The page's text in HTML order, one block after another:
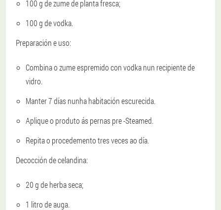
100 g de zume de planta fresca;
100 g de vodka.
Preparación e uso:
Combina o zume espremido con vodka nun recipiente de
vidro.
Manter 7 días nunha habitación escurecida.
Aplique o produto ás pernas pre -Steamed.
Repita o procedemento tres veces ao día.
Decocción de celandina:
20 g de herba seca;
1 litro de auga.